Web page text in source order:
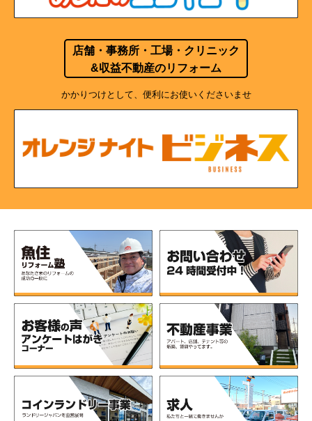
店舗・事務所・工場・クリニック
&収益不動産のリフォーム
かかりつけとして、便利にお使いくださいませ